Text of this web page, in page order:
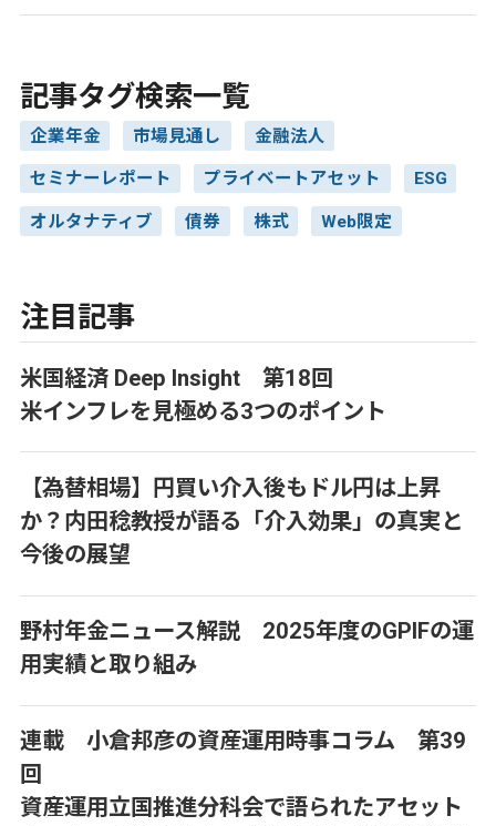
記事タグ検索一覧
企業年金 市場見通し 金融法人
セミナーレポート プライベートアセット ESG
オルタナティブ 債券 株式 Web限定
注目記事
米国経済 Deep Insight 第18回
米インフレを見極める3つのポイント
【為替相場】円買い介入後もドル円は上昇
か？内田稔教授が語る「介入効果」の真実と
今後の展望
野村年金ニュース解説 2025年度のGPIFの運
用実績と取り組み
連載 小倉邦彦の資産運用時事コラム 第39
回
資産運用立国推進分科会で語られたアセット